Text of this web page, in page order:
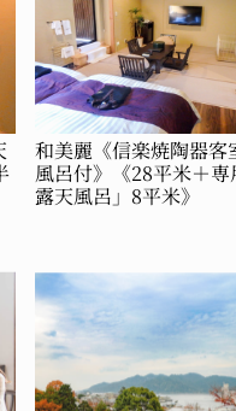
和美麗《信楽焼陶器客
風呂付》《28平米＋専
露天風呂」8平米》